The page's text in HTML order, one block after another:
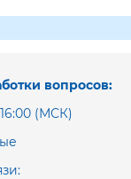
вопросов:
(МСК)